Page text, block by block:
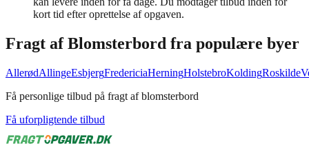
kort tid efter oprettelse af opgaven.
Fragt afBlomsterbord fra populære byer
AllerødAllingeEsbjergFredericiaHerningHolstebroKoldingRoskilde
Få personlige tilbud på fragt af blomsterbord
Få uforpligtende tilbud